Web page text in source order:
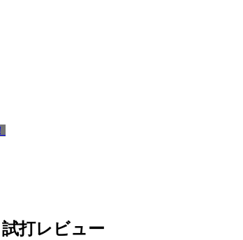
打レビュー